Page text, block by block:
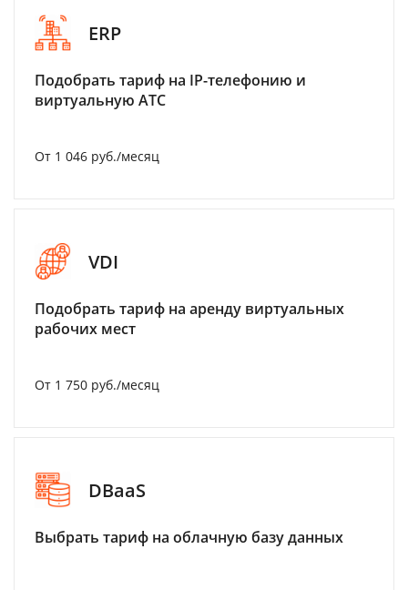
ERP
Подобрать тариф на IP-телефонию и
виртуальную АТС
От 1 046 руб./месяц
VDI
Подобрать тариф на аренду виртуальных
рабочих мест
От 1 750 руб./месяц
DBaaS
Выбрать тариф на облачную базу данных